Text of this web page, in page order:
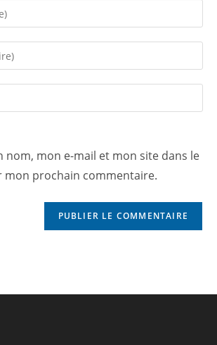
nom, mon e-mail et mon site dans le
mon prochain commentaire.